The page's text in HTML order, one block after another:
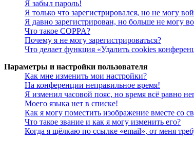
Я забыл пароль!
Я только что зарегистрировался, но не могу
Я давно зарегистрирован, но больше не могу
Что такое COPPA?
Почему я не могу зарегистрироваться?
Что делает функция «Удалить cookies
Параметры и настройки пользователя
Как мне изменить мои настройки?
На конференции неправильное время!
Я изменил часовой пояс, но время всё равно
Моего языка нет в списке!
Как я могу поместить изображение вместе со
Что такое звание и как я могу изменить его?
Когда я щёлкаю по ссылке «email», от меня